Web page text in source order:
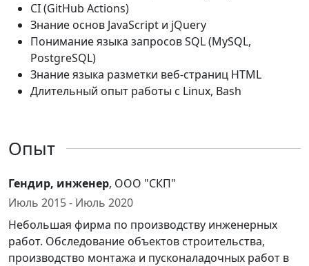
CI (GitHub Actions)
Знание основ JavaScript и jQuery
Понимание языка запросов SQL (MySQL,
PostgreSQL)
Знание языка разметки веб-страниц HTML
Длительный опыт работы с Linux, Bash
Опыт
Гендир, инженер, OOO "СКП"
Июль 2015 - Июль 2020
Небольшая фирма по производству инженерных
работ. Обследование объектов строительства,
производство монтажа и пусконаладочных работ в